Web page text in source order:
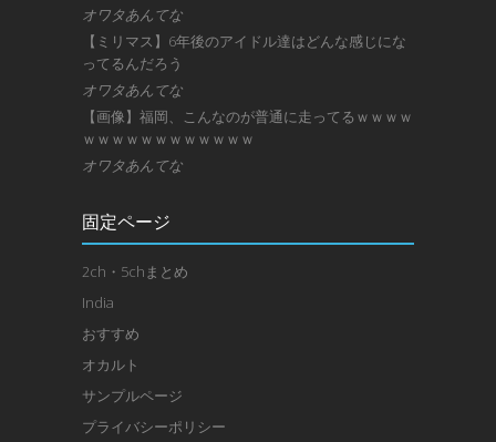
オワタあんてな
【ミリマス】6年後のアイドル達はどんな感じにな
ってるんだろう
オワタあんてな
【画像】福岡、こんなのが普通に走ってるｗｗｗｗ
ｗｗｗｗｗｗｗｗｗｗｗｗ
オワタあんてな
固定ページ
2ch・5chまとめ
India
おすすめ
オカルト
サンプルページ
プライバシーポリシー